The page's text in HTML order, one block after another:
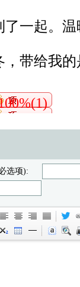
一起。
带给我
选项):